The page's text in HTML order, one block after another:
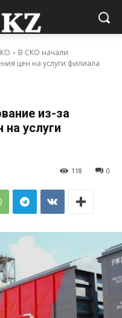
В СКО начали
цен на услуги филиала
из-за
услуги
0
118